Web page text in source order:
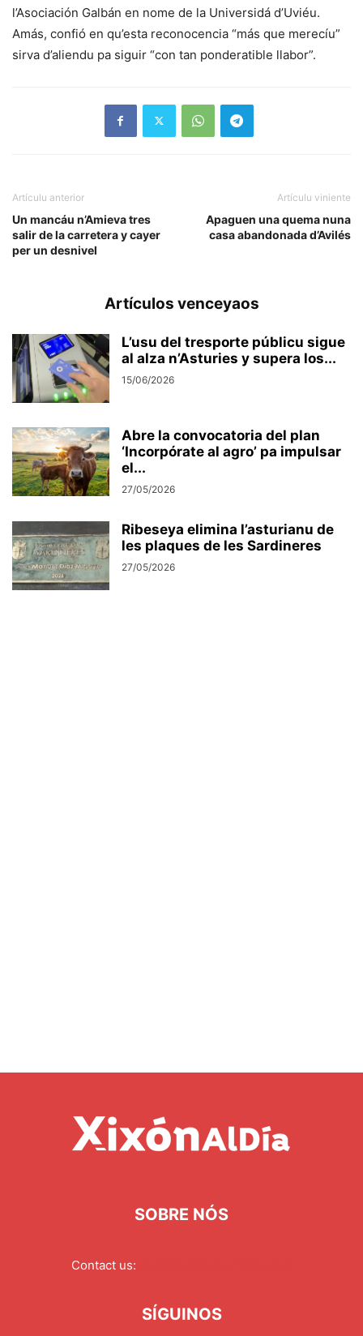
l’Asociación Galbán en nome de la Universidá d’Uviéu.
Amás, confió en qu’esta reconocencia “más que merecíu”
sirva d’aliendu pa siguir “con tan ponderatible llabor”.
Artículu anterior
Un mancáu n’Amieva tres
salir de la carretera y cayer
per un desnivel
Artículu viniente
Apaguen una quema nuna
casa abandonada d’Avilés
Artículos venceyaos
L’usu del tresporte públicu sigue
al alza n’Asturies y supera los...
15/06/2026
Abre la convocatoria del plan
‘Incorpórate al agro’ pa impulsar
el...
27/05/2026
Ribeseya elimina l’asturianu de
les plaques de les Sardineres
27/05/2026
SOBRE NÓS
Contact us:
SÍGUINOS